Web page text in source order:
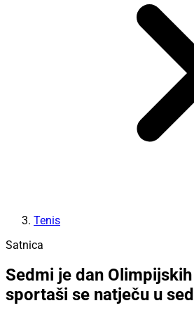
Tenis
Satnica
Sedmi je dan
sportaši se natječu u